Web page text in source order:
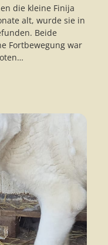
die kleine Finija
alt, wurde sie in
Beide
Fortbewegung war